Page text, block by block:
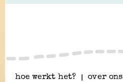
hoe werkt het? over ons